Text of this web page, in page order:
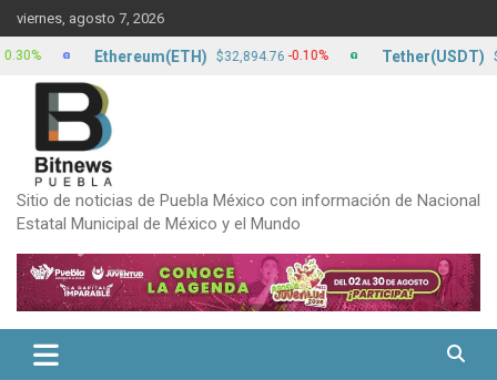
Skip
to
content
viernes, agosto 7, 2026
Sitio de noticias de Puebla México con información de Nacional
Estatal Municipal de México y el Mundo
Ethereum(ETH) $32,894.76 -0.10% Tether(USDT) $17.15